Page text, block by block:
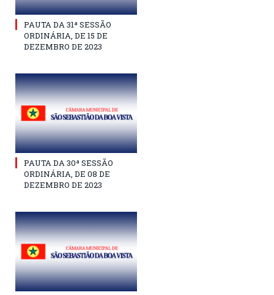
PAUTA DA 31ª SESSÃO
ORDINÁRIA, DE 15 DE
DEZEMBRO DE 2023
PAUTA DA 30ª SESSÃO
ORDINÁRIA, DE 08 DE
DEZEMBRO DE 2023